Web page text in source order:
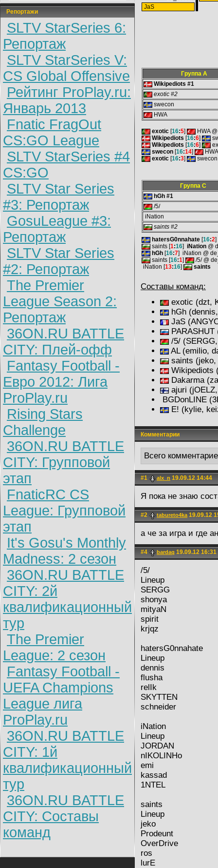
Репортажи
SLTV StarSeries 6:
Репортаж
SLTV StarSeries V:
CS Global Offensive
Рейтинг ProPlay.ru:
Январь 2013
Fnatic FragOut
CS:GO League
SLTV StarSeries #4
CS:GO
SLTV Star Series
#3: Репортаж
GosuLeague #3:
Репортаж
SLTV Star Series
#2: Репортаж
The Premier
League Season 2:
Репортаж
36ON.RU BATTLE
CITY: Плей-офф
Fantasy Football -
Евро 2012: Лига
ProPlay.ru
Rising Stars
Challenge
36ON.RU BATTLE
CITY: Групповой
этап
FnaticRC CS
League: Групповой
этап
It's Gosu's Monthly
Madness: 2 сезон
36ON.RU BATTLE
CITY: 2й
квалификационный
тур
The Premier
League: 2 cезон
Fantasy Football -
UEFA Champions
League лига
ProPlay.ru
36ON.RU BATTLE
CITY: 1й
квалификационный
тур
36ON.RU BATTLE
CITY: Составы
команд
JaS
Группа A
Wikipediots #1
exotic #2
swecon
HWA
exotic [16:5]
HWA
Wikipediots [16:6]
Wikipediots [16:6]
swecon [16:14]
exotic [16:3]
Группа С
hGh #1
/5/
iNation
saints #2
hatersG0nnahate [16:2]
saints [1:16] iNation @
hGh [16:7] iNation @
saints [16:1]
/5/ @
iNation [13:16] saints
Составы команд:
exotic (dzt,
hGh
JaS
/5/
AL (emilio,
saints
Wikipediots
Dakarma
ajuri
BGDonLINE
E! (kylie,
Комментарии
Всего
#1 alx_n 19.09.12 14:44
Я пока не знаю
#2 tabureto4ka19.09.12
а че за игра и где
#4 bardaq 19.09.12 16:31
/5/
Lineup
SERGG
shonya
mityaN
spirit
krjqz
hatersG0nnahate
Lineup
dennis
flusha
relIk
SKYTTEN
schneider
iNation
Lineup
JORDAN
nIKOLINHo
emi
kassad
1NTEL
saints
Lineup
jeko
Prodeunt
OverDrive
ros
lurE